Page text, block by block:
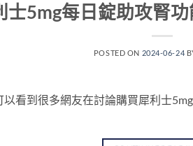
士5mg每日錠助攻腎
POSTED ON 2024-06-24
看到很多網友在討論購買犀利士